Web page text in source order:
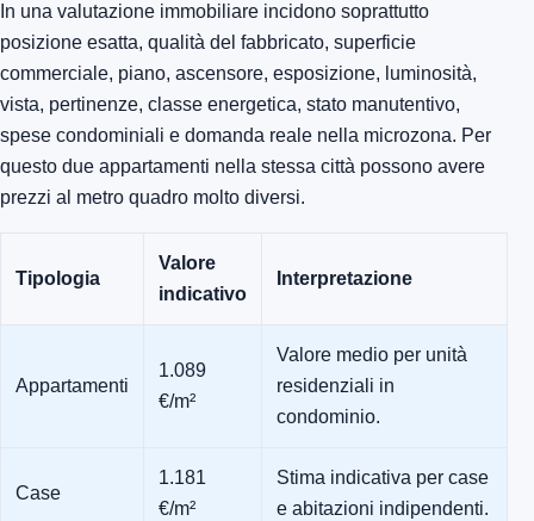
In una valutazione immobiliare incidono soprattutto
posizione esatta, qualità del fabbricato, superficie
commerciale, piano, ascensore, esposizione, luminosità,
vista, pertinenze, classe energetica, stato manutentivo,
spese condominiali e domanda reale nella microzona. Per
questo due appartamenti nella stessa città possono avere
prezzi al metro quadro molto diversi.
Tipologia
Valore
indicativo
Interpretazione
Appartamenti
1.089
€/m²
Valore medio per unità
residenziali in
condominio.
Case
1.181
€/m²
Stima indicativa per case
e abitazioni indipendenti.